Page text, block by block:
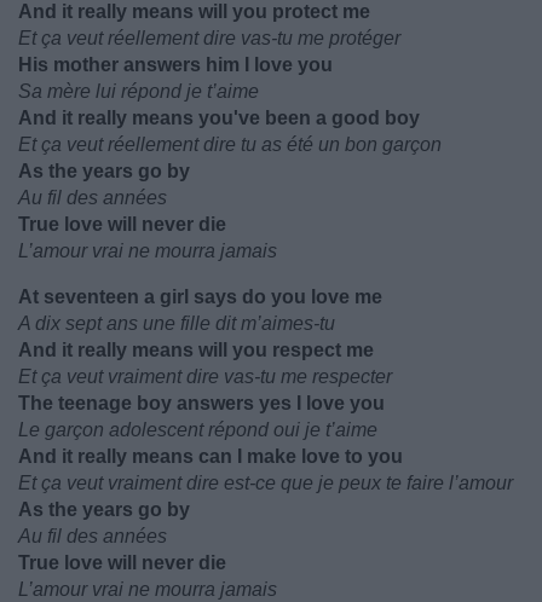
And it really means will you protect me
Et ça veut réellement dire vas-tu me protéger
His mother answers him I love you
Sa mère lui répond je t’aime
And it really means you've been a good boy
Et ça veut réellement dire tu as été un bon garçon
As the years go by
Au fil des années
True love will never die
L’amour vrai ne mourra jamais
At seventeen a girl says do you love me
A dix sept ans une fille dit m’aimes-tu
And it really means will you respect me
Et ça veut vraiment dire vas-tu me respecter
The teenage boy answers yes I love you
Le garçon adolescent répond oui je t’aime
And it really means can I make love to you
Et ça veut vraiment dire est-ce que je peux te faire l’amour
As the years go by
Au fil des années
True love will never die
L’amour vrai ne mourra jamais